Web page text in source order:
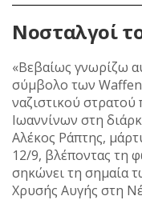
Νοσταλγοί
«Βεβαίως γνωρίζω
σύμβολο των
ναζιστικού
Ιωαννίνων στη
Αλέκος Ράπτης,
12/9, βλέποντας τη
σηκώνει τη σημαία
Χρυσής Αυγής στη